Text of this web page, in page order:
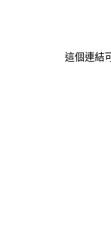
這個連結